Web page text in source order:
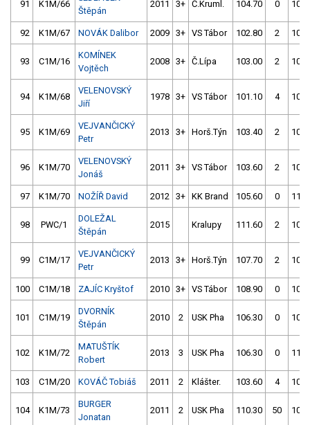
91 K1M/66
Štěpán
2011 3+ Č.Kruml. 104.70 0
92 K1M/67 NOVÁK Dalibor 2009 3+ VS Tábor 102.80 2
93 C1M/16
KOMÍNEK
Vojtěch
2008 3+ Č.Lípa 103.00 2
94 K1M/68
VELENOVSKÝ
Jiří
1978 3+ VS Tábor 101.10 4
95 K1M/69
VEJVANČICKÝ
Petr
2013 3+ Horš.Týn 103.40 2
96 K1M/70
VELENOVSKÝ
Jonáš
2011 3+ VS Tábor 103.60 2
97 K1M/70 NOŽÍŘ David 2012 3+ KK Brand 105.60 0
98 PWC/1
DOLEŽAL
Štěpán
2015 Kralupy 111.60 2
99 C1M/17
VEJVANČICKÝ
Petr
2013 3+ Horš.Týn 107.70 2
100 C1M/18 ZAJÍC Kryštof 2010 3+ VS Tábor 108.90 0
101 C1M/19
DVORNÍK
Štěpán
2010 2 USK Pha 106.30 0
102 K1M/72
MATUŠTÍK
Robert
2013 3 USK Pha 106.30 0
103 C1M/20 KOVÁČ Tobiáš 2011 2 Klášter. 103.60 4
104 K1M/73
BURGER
Jonatan
2011 2 USK Pha 110.30 50